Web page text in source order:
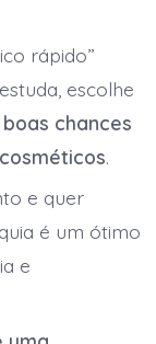
rápido”
escolhe
chances
.
e quer
é um ótimo
e